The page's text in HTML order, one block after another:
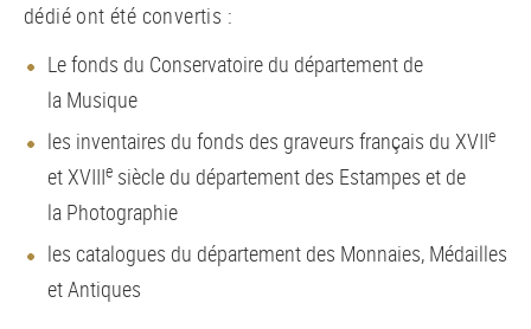
dédié ont été convertis :
Le fonds du Conservatoire du département de
la Musique
les inventaires du fonds des graveurs français du XVIIe
et XVIIIe siècle du département des Estampes et de
la Photographie
les catalogues du département des Monnaies, Médailles
et Antiques